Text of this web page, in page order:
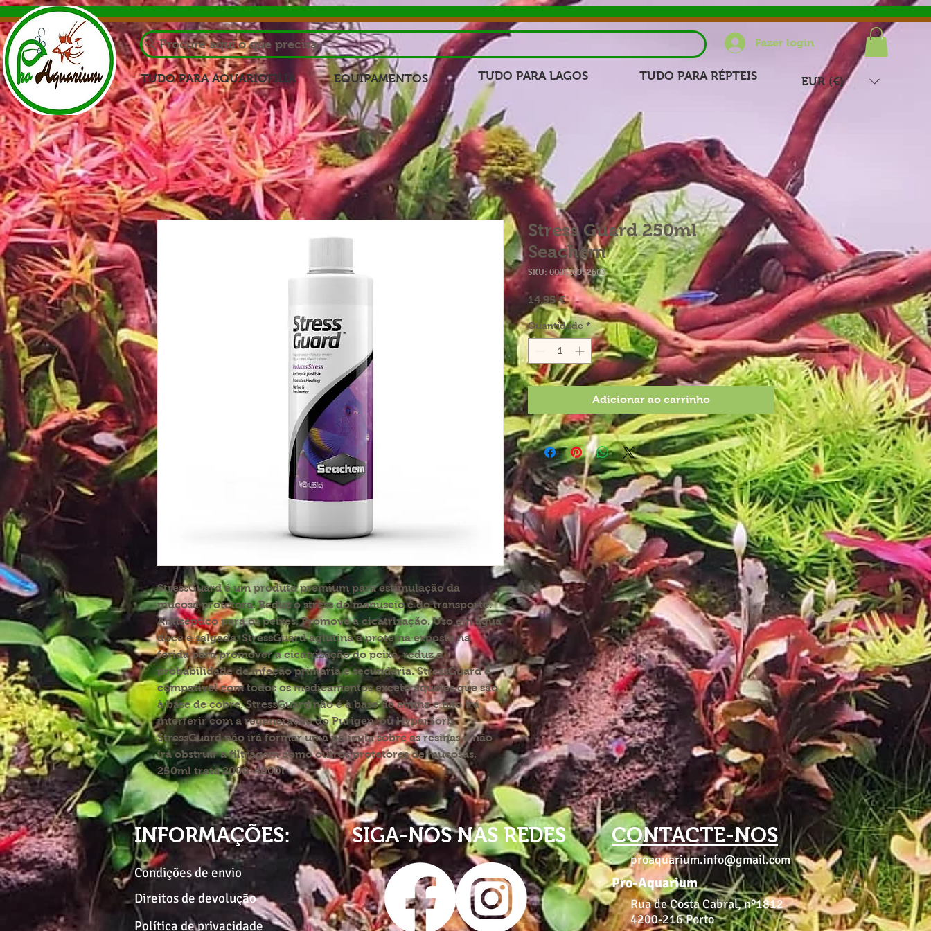
Procure aqui o que precisa Fazer login
TUDO PARA AQUARIOFILIA EQUIPAMENTOS TUDO PARA LAGOS TUDO PARA RÉPTEIS EUR (€)
StressGuard é um produto premium para estimulação da
mucosa protetora. Reduz o stress do manuseio e do transporte.
Antiséptico para os peixes. Promove a cicatrização. Uso em água
doce e salgada. StressGuard aglutina a proteína exposta na
ferida para promover a cicatrização do peixe, reduz a
probabilidade de infeção primária e secundária. StressGuard é
compatível com todos os medicamentos exceto aqueles que são
à base de cobre. StressGuard não é à base de amina e não irá
interferir com a regeneração do Purigen ou HyperSorb.
StressGuard não irá formar uma película sobre as resinas e não
irá obstruir a filtragem como outros protetores de mucosas.
250ml trata 2000-4000l
Stress Guard 250ml
Seachem
SKU: 000116052603
14,95 €Preço
Quantidade *
Adicionar ao carrinho
INFORMAÇÕES:
Condições de envio
Direitos de devolução
Política de privacidade
SIGA-NOS NAS REDES CONTACTE-NOS
proaquarium.info@gmail.com
Pro-Aquarium
Rua de Costa Cabral, nº1812
4200-216 Porto